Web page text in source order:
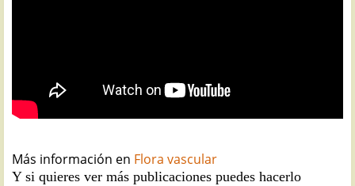
Más información en Flora vascular
Y si quieres ver más publicaciones puedes hacerlo